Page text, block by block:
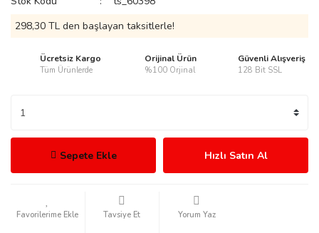
298,30 TL den başlayan taksitlerle!
Ücretsiz Kargo
Tüm Ürünlerde
Orijinal Ürün
%100 Orjinal
Güvenli Alışveriş
128 Bit SSL
Sepete Ekle Hızlı Satın Al
Tavsiye Et Yorum Yaz